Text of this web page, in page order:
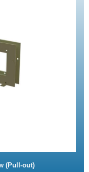
(Pull-out)